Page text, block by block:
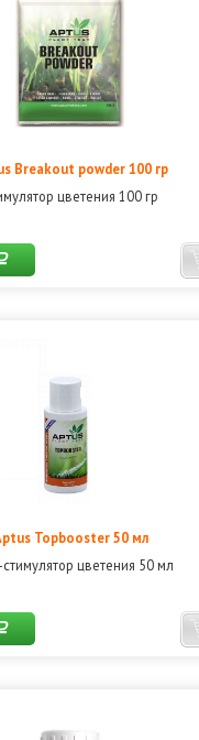
Breakout powder 100 гр
цветения 100 гр
Topbooster 50 мл
цветения 50 мл